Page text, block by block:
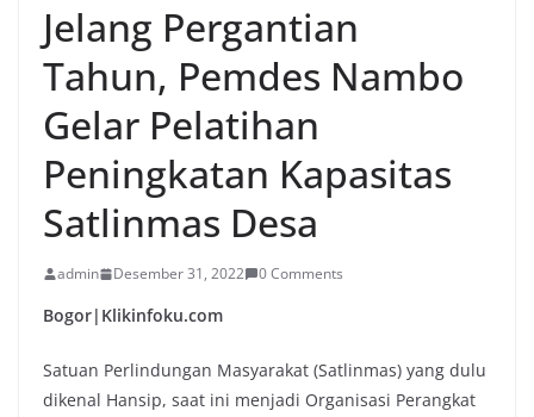
Jelang Pergantian
Tahun, Pemdes Nambo
Gelar Pelatihan
Peningkatan Kapasitas
Satlinmas Desa
admin Desember 31, 2022 0 Comments
Bogor|Klikinfoku.com
Satuan Perlindungan Masyarakat (Satlinmas) yang dulu
dikenal Hansip, saat ini menjadi Organisasi Perangkat